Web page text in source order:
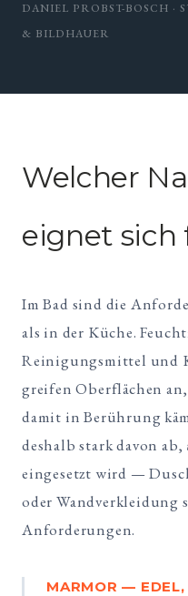
DANIEL PROBST-BOSCH ·
& BILDHAUER
Welcher
eignet sich
Im Bad sind die
als in der Küche.
Reinigungsmittel und
greifen Oberflächen
damit in Berührung
deshalb stark davon ab,
eingesetzt wird —
oder Wandverkleidung
Anforderungen.
MARMOR — EDEL,